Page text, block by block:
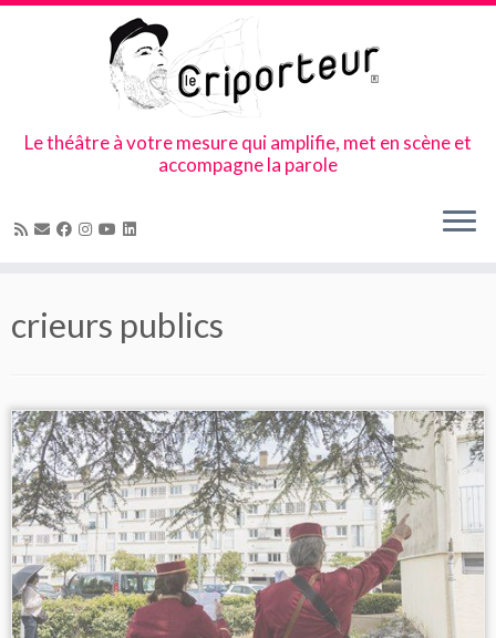
content
Le théâtre à votre mesure qui amplifie, met en scène et
accompagne la parole
crieurs publics